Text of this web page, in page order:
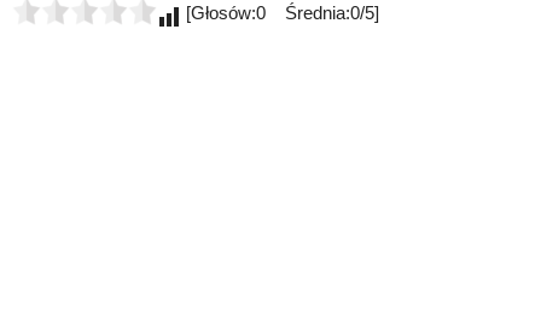
[Głosów:0 Średnia:0/5]